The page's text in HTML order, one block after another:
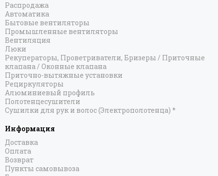
Распродажа
Автоматика
Бытовые вентиляторы
Промышленные вентиляторы
Вентиляция
Люки
Рекуператоры, Проветриватели, Бризеры / Приточные
клапана / Оконные клапана
Приточно-вытяжные установки
Рециркуляторы
Алюминиевый профиль
Полотенцесушители
Сушилки для рук и волос (Электрополотенца) *
Информация
Доставка
Оплата
Возврат
Пункты самовывоза